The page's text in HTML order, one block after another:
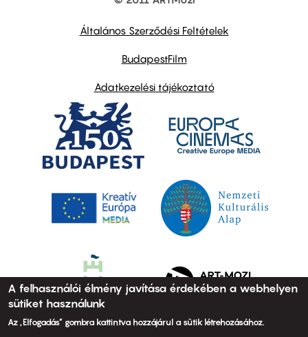
Általános Szerződési Feltételek
BudapestFilm
Adatkezelési tájékoztató
A felhasználói élmény javítása érdekében a webhelyen
sütiket használunk
Az „Elfogadás” gombra kattintva hozzájárul a sütik létrehozásához.